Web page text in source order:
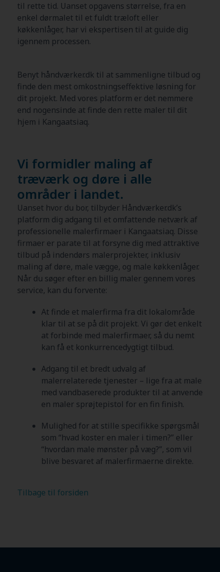
til rette tid. Uanset opgavens størrelse, fra en
enkel dørmalet til et fuldt træloft eller
køkkenlåger, har vi ekspertisen til at guide dig
igennem processen.
Benyt håndværker.dk til at sammenligne tilbud og
finde den mest omkostningseffektive løsning for
dit projekt. Med vores platform er det nemmere
end nogensinde at finde den rette maler til dit
hjem i Kangaatsiaq.
Vi formidler maling af
træværk og døre i alle
områder i landet.
Uanset hvor du bor, tilbyder Håndværker.dk’s
platform dig adgang til et omfattende netværk af
professionelle malerfirmaer i Kangaatsiaq. Disse
firmaer er parate til at forsyne dig med attraktive
tilbud på indendørs malerprojekter, inklusiv
maling af døre, male vægge, og male køkkenlåger.
Når du søger efter en billig maler gennem vores
service, kan du forvente:
At finde et malerfirma fra dit lokalområde
klar til at se på dit projekt. Vi gør det enkelt
at forbinde med malerfirmaer, så du nemt
kan få et konkurrencedygtigt tilbud.
Adgang til et bredt udvalg af
malerrelaterede tjenester – lige fra at male
med vandbaserede produkter til at anvende
en maler sprøjtepistol for en fin finish.
Mulighed for at stille specifikke spørgsmål
som “hvad koster en maler i timen?” eller
“hvordan male mønster på væg?”, som vil
blive besvaret af malerfirmaerne direkte.
Tilbage til forsiden